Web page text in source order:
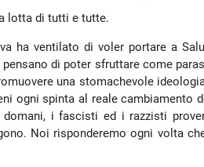
lotta di tutti e tutte.
ha ventilato di voler portare a
di poter sfruttare come
una stomachevole
ogni spinta al reale cambiamento
i fascisti ed i razzisti
Noi risponderemo ogni volta